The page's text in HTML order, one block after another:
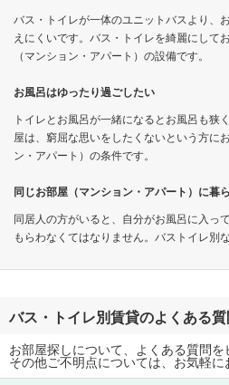
バス・トイレが一体のユニットバスより、
えにくいです。バス・トイレを綺麗にして
（マンション・アパート）の設備です。
お風呂はゆったり過ごしたい
トイレとお風呂が一緒になるとお風呂も狭
屋は、窮屈な思いをしたくないという方に
ン・アパート）の条件です。
同じお部屋（マンション・アパート）に暮
同居人の方がいると、自分がお風呂に入っ
もらわなくてはなりません。バストイレ別
バス・トイレ別賃貸のよくある質
お部屋探しについて、よくある質問を
その他ご不明点については、お気軽に